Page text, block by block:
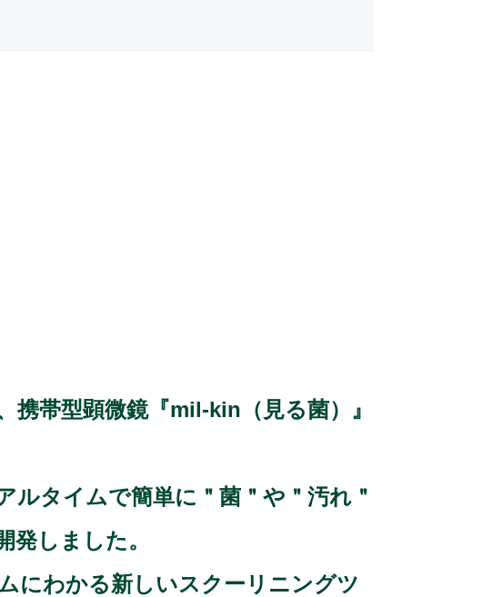
帯型顕微鏡『mil-kin（見る菌）』
ルタイムで簡単に＂菌＂や＂汚れ＂
しました。
にわかる新しいスクーリニングツ